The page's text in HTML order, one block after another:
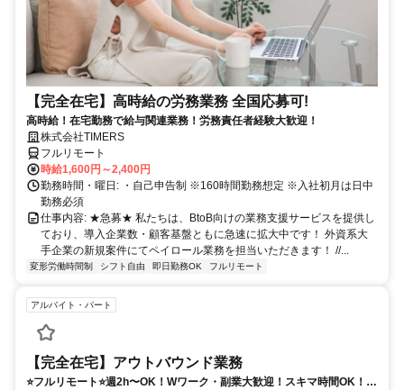
【完全在宅】高時給の労務業務 全国応募可!
高時給！在宅勤務で給与関連業務！労務責任者経験大歓迎！
株式会社TIMERS
フルリモート
時給1,600円～2,400円
勤務時間・曜日: ・自己申告制 ※160時間勤務想定 ※入社初月は日中
勤務必須
仕事内容: ★急募★ 私たちは、BtoB向けの業務支援サービスを提供し
ており、導入企業数・顧客基盤ともに急速に拡大中です！ 外資系大
手企業の新規案件にてペイロール業務を担当いただきます！ //...
変形労働時間制 シフト自由 即日勤務OK フルリモート
アルバイト・パート
【完全在宅】アウトバウンド業務
⭐️フルリモート⭐️週2h〜OK！Wワーク・副業大歓迎！スキマ時間OK！